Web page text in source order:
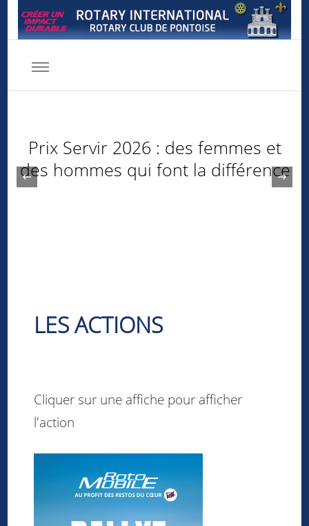
: des femmes et
font la différence
Rotomobile
‹
LES ACTIONS
Cliquer sur une affiche pour afficher
l'action